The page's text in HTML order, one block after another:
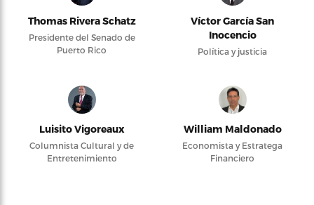
Thomas Rivera Schatz
Presidente del Senado de
Puerto Rico
Víctor García San
Inocencio
Política y justicia
Luisito Vigoreaux
Columnista Cultural y de
Entretenimiento
William Maldonado
Economista y Estratega
Financiero